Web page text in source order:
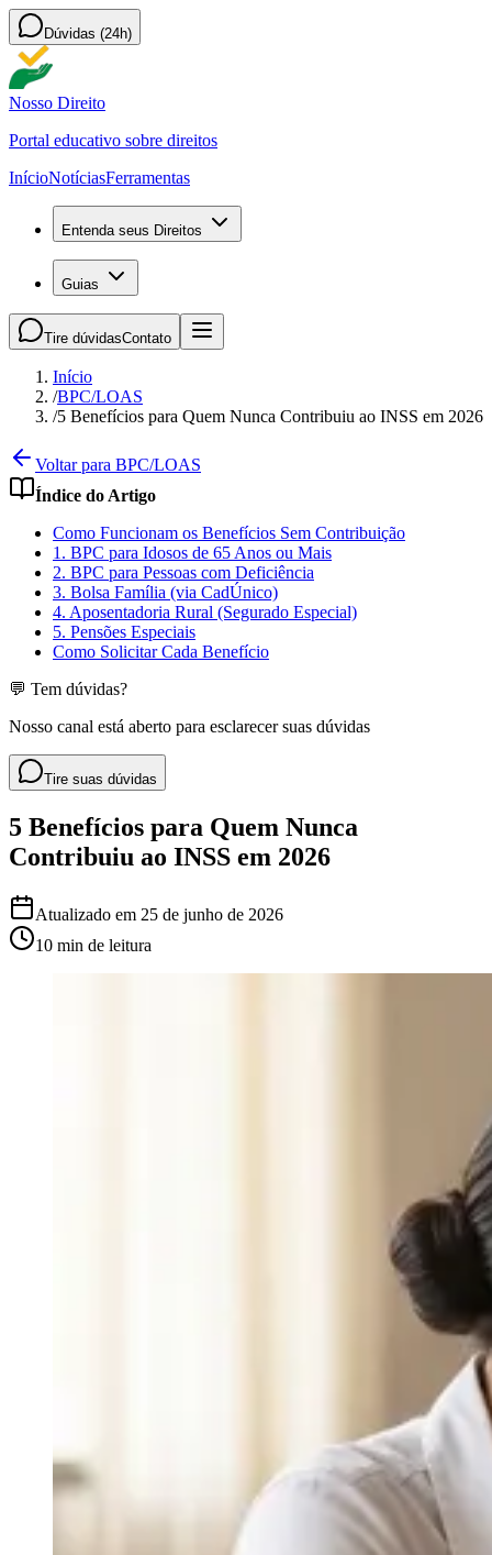
Dúvidas (24h)
Nosso Direito
Portal educativo sobre direitos
InícioNotíciasFerramentas
Entenda seus Direitos
Guias
Tire dúvidasContato
Início
/BPC/LOAS
/5 Benefícios para Quem Nunca Contribuiu ao INSS em 2026
Voltar para BPC/LOAS
Índice do Artigo
Como Funcionam os Benefícios Sem Contribuição
1. BPC para Idosos de 65 Anos ou Mais
2. BPC para Pessoas com Deficiência
3. Bolsa Família (via CadÚnico)
4. Aposentadoria Rural (Segurado Especial)
5. Pensões Especiais
Como Solicitar Cada Benefício
💬 Tem dúvidas?
Nosso canal está aberto para esclarecer suas dúvidas
Tire suas dúvidas
5 Benefícios para Quem Nunca
Contribuiu ao INSS em 2026
Atualizado em 25 de junho de 2026
10 min de leitura